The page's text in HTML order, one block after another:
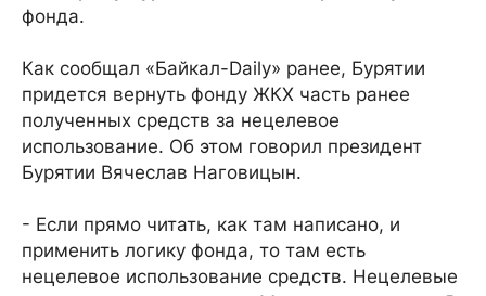
фонда.
Как сообщал «Байкал-Daily» ранее, Бурятии
придется вернуть фонду ЖКХ часть ранее
полученных средств за нецелевое
использование. Об этом говорил президент
Бурятии Вячеслав Наговицын.
- Если прямо читать, как там написано, и
применить логику фонда, то там есть
нецелевое использование средств. Нецелевые